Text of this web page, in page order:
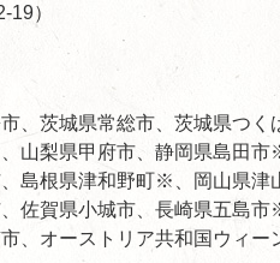
）
、茨城県常総市、茨城県つく
山梨県甲府市、静岡県島田市
島根県津和野町※、岡山県津
佐賀県小城市、長崎県五島市
、オーストリア共和国ウィー